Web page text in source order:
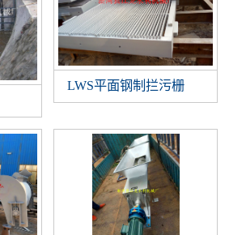
LWS平面钢制拦污栅